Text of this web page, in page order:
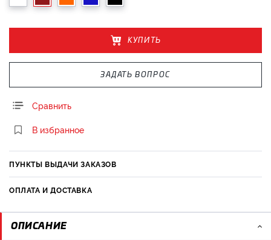
КУПИТЬ
ЗАДАТЬ ВОПРОС
Сравнить
В избранное
ПУНКТЫ ВЫДАЧИ ЗАКАЗОВ
ОПЛАТА И ДОСТАВКА
ОПИСАНИЕ